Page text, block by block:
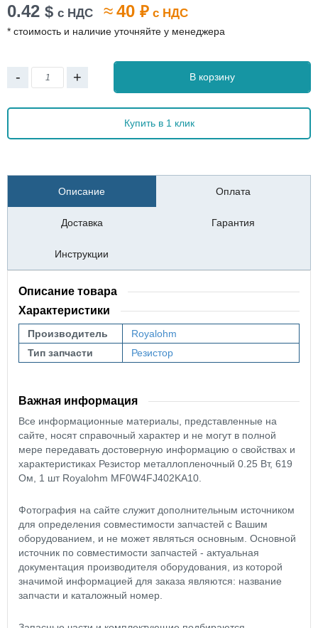
0.42 $ с НДС ≈40 ₽ с НДС
* стоимость и наличие уточняйте у менеджера
- + В корзину
Купить в 1 клик
Описание Оплата
Доставка Гарантия
Инструкции
Описание товара
Характеристики
Производитель
Royalohm
Тип запчасти
Резистор
Важная информация
Все информационные материалы, представленные на
сайте, носят справочный характер и не могут в полной
мере передавать достоверную информацию о свойствах и
характеристиках Резистор металлопленочный 0.25 Вт, 619
Ом, 1 шт Royalohm MF0W4FJ402KA10.
Фотография на сайте служит дополнительным источником
для определения совместимости запчастей с Вашим
оборудованием, и не может являться основным. Основной
источник по совместимости запчастей - актуальная
документация производителя оборудования, из которой
значимой информацией для заказа являются: название
запчасти и каталожный номер.